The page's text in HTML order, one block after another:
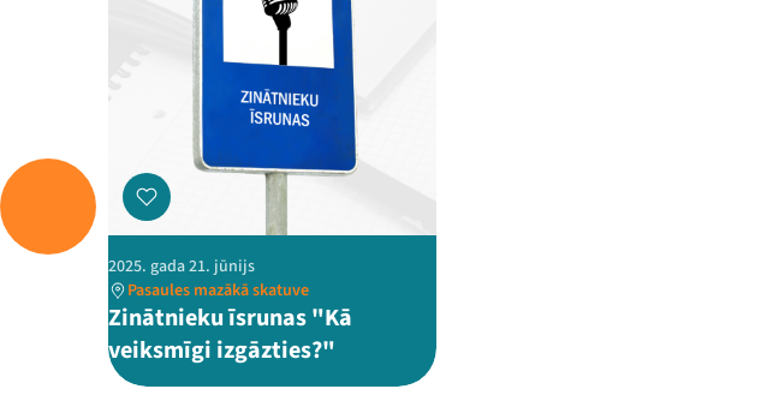
2025. gada 21. jūnijs
Pasaules mazākā skatuve
Zinātnieku īsrunas "Kā
veiksmīgi izgāzties?"